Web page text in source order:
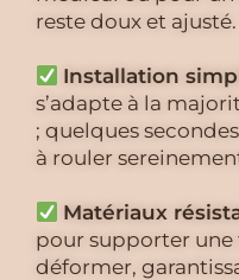
reste doux et ajusté.
Installation
s’adapte à la
; quelques
à rouler
Matériaux
pour supporter une
déformer,